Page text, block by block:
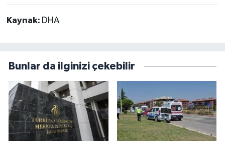
Kaynak: DHA
Bunlar da ilginizi çekebilir